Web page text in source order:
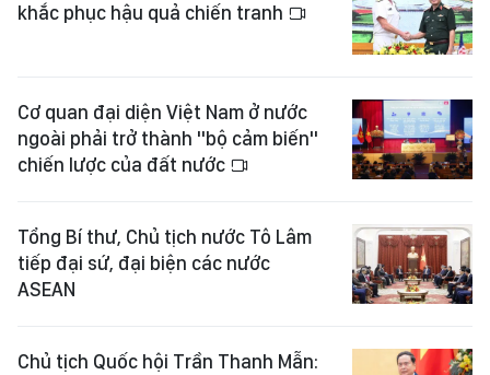
khắc phục hậu quả chiến tranh
Cơ quan đại diện Việt Nam ở nước
ngoài phải trở thành "bộ cảm biến"
chiến lược của đất nước
Tổng Bí thư, Chủ tịch nước Tô Lâm
tiếp đại sứ, đại biện các nước
ASEAN
Chủ tịch Quốc hội Trần Thanh Mẫn: